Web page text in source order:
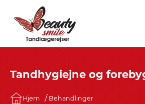
Tandhygiejne og
Hjem Behandlinger